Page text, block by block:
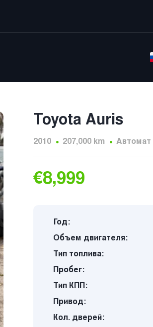
Toyota Auris
2010 207,000 km Автомат
€8,999
Год:
Объем двигателя:
Тип топлива:
Пробег:
Тип КПП:
Привод:
Кол. дверей: